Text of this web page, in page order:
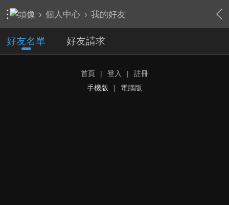
› 個人中心 › 我的好友
好友名單 好友請求
首頁 | 登入 |
註冊
手機版
| 電腦版